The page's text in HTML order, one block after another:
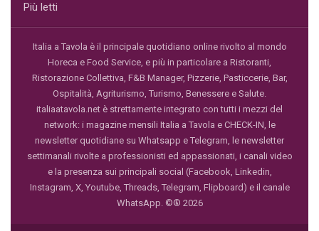
Più letti
Italia a Tavola è il principale quotidiano online rivolto al mondo
Horeca e Food Service, e più in particolare a Ristoranti,
Ristorazione Collettiva, F&B Manager, Pizzerie, Pasticcerie, Bar,
Ospitalità, Agriturismo, Turismo, Benessere e Salute.
italiaatavola.net è strettamente integrato con tutti i mezzi del
network: i magazine mensili Italia a Tavola e CHECK-IN, le
newsletter quotidiane su Whatsapp e Telegram, le newsletter
settimanali rivolte a professionisti ed appassionati, i canali video
e la presenza sui principali social (Facebook, Linkedin,
Instagram, X, Youtube, Threads, Telegram, Flipboard) e il canale
WhatsApp. ©® 2026